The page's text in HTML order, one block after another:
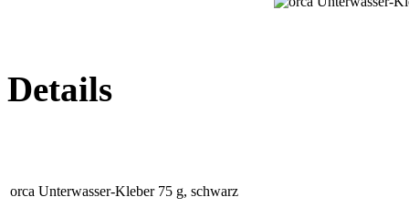
Details
orca Unterwasser-Kleber 75 g, schwarz